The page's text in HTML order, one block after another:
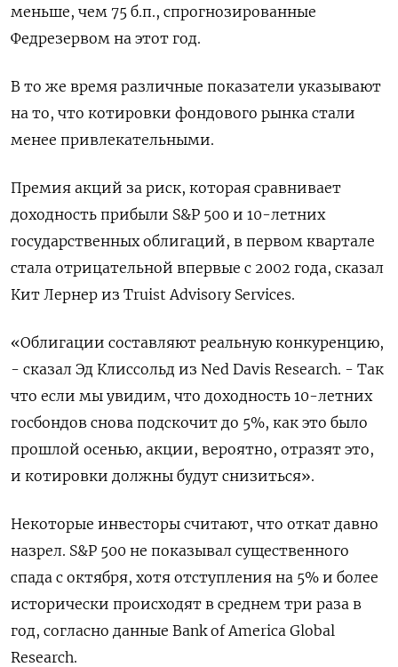
меньше, чем 75 б.п., спрогнозированные
Федрезервом на этот год.
В то же время различные показатели указывают
на то, что котировки фондового рынка стали
менее привлекательными.
Премия акций за риск, которая сравнивает
доходность прибыли S&P 500 и 10-летних
государственных облигаций, в первом квартале
стала отрицательной впервые с 2002 года, сказал
Кит Лернер из Truist Advisory Services.
«Облигации составляют реальную конкуренцию,
- сказал Эд Клиссольд из Ned Davis Research. - Так
что если мы увидим, что доходность 10-летних
госбондов снова подскочит до 5%, как это было
прошлой осенью, акции, вероятно, отразят это,
и котировки должны будут снизиться».
Некоторые инвесторы считают, что откат давно
назрел. S&P 500 не показывал существенного
спада с октября, хотя отступления на 5% и более
исторически происходят в среднем три раза в
год, согласно данные Bank of America Global
Research.